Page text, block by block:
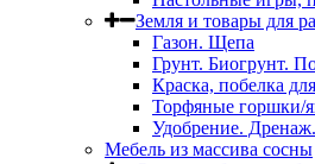
Земля и товары для
Газон. Щепа
Грунт. Биогрунт.
Краска, побелка
Торфяные горшки/
Удобрение.
Мебель из массива сосны